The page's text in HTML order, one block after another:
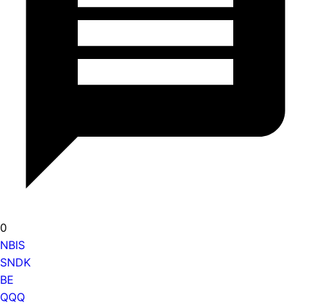
0
NBIS
SNDK
BE
QQQ